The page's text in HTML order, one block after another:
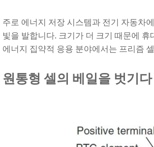
주로 에너지 저장 시스템과 전기 자동차
빛을 발합니다. 크기가 더 크기 때문에
에너지 집약적 응용 분야에서는 프리즘
원통형 셀의 베일을 벗기다